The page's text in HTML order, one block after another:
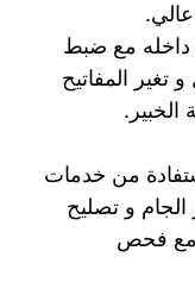
عالي.
داخله مع ضبط
تغير المفاتيح
الخبير.
من خدمات
الجام و تصليح
مع فحص